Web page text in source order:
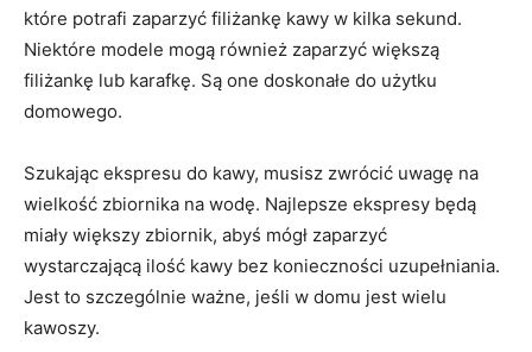
które potrafi zaparzyć filiżankę kawy w kilka sekund.
Niektóre modele mogą również zaparzyć większą
filiżankę lub karafkę. Są one doskonałe do użytku
domowego.
Szukając ekspresu do kawy, musisz zwrócić uwagę na
wielkość zbiornika na wodę. Najlepsze ekspresy będą
miały większy zbiornik, abyś mógł zaparzyć
wystarczającą ilość kawy bez konieczności uzupełniania.
Jest to szczególnie ważne, jeśli w domu jest wielu
kawoszy.